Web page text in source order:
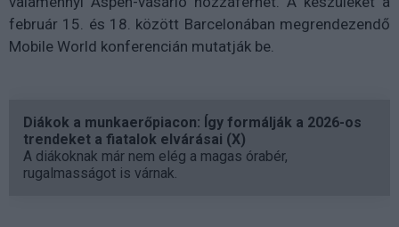
február 15. és 18. között Barcelonában megrendezendő
Mobile World konferencián mutatják be.
Diákok a munkaerőpiacon: Így formálják a 2026-os
trendeket a fiatalok elvárásai (X)
A diákoknak már nem elég a magas órabér,
rugalmasságot is várnak.